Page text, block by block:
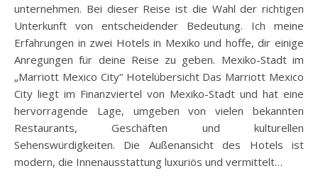
unternehmen. Bei dieser Reise ist die Wahl der richtigen
Unterkunft von entscheidender Bedeutung. Ich meine
Erfahrungen in zwei Hotels in Mexiko und hoffe, dir einige
Anregungen für deine Reise zu geben. Mexiko-Stadt im
„Marriott Mexico City“ Hotelübersicht Das Marriott Mexico
City liegt im Finanzviertel von Mexiko-Stadt und hat eine
hervorragende Lage, umgeben von vielen bekannten
Restaurants, Geschäften und kulturellen
Sehenswürdigkeiten. Die Außenansicht des Hotels ist
modern, die Innenausstattung luxuriös und vermittelt…